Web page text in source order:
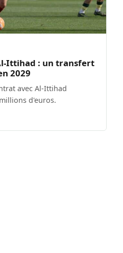
Ittihad : un transfert
2029
avec Al-Ittihad
d'euros.